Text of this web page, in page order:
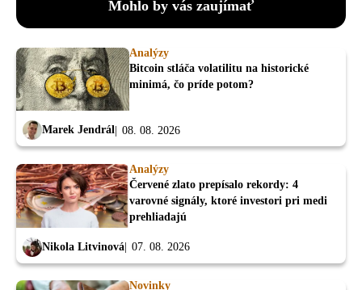
Mohlo by vás zaujímať
Analýzy
Bitcoin stláča volatilitu na historické
minimá, čo príde potom?
Marek Jendrál 08. 08. 2026
Analýzy
Červené zlato prepísalo rekordy: 4
varovné signály, ktoré investori pri medi
prehliadajú
Nikola Litvinová 07. 08. 2026
Novinky